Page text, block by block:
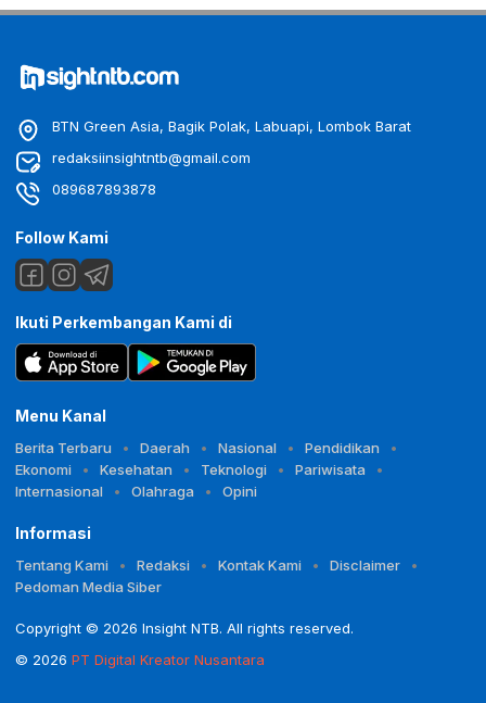
BTN Green Asia, Bagik Polak, Labuapi, Lombok Barat
redaksiinsightntb@gmail.com
089687893878
Follow Kami
Ikuti Perkembangan Kami di
Menu Kanal
Berita Terbaru Daerah Nasional
Pendidikan
Ekonomi
Kesehatan Teknologi
Pariwisata
Internasional
Olahraga Opini
Informasi
Tentang Kami Redaksi Kontak Kami
Disclaimer
Pedoman Media Siber
Copyright © 2026 Insight NTB. All rights reserved.
© 2026 PT Digital Kreator Nusantara